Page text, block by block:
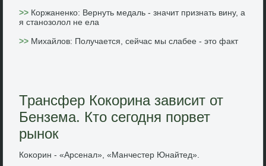
>> Коржаненко: Вернуть медаль - значит признать вину, а
я станозолол не ела
>> Михайлов: Получается, сейчас мы слабее - это факт
Трансфер Кокорина зависит от
Бензема. Кто сегодня порвет
рынок
Коκорин - «Арсенал», «Манчестер Юнайтед».